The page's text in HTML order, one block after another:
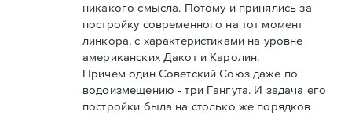
никакого смысла. Потому и принялись за
постройку современного на тот момент
линкора, с характеристиками на уровне
американских Дакот и Каролин.
Причем один Советский Союз даже по
водоизмещению - три Гангута. И задача его
постройки была на столько же порядков